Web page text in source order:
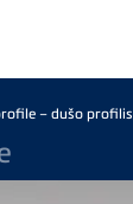
– dušo profilis